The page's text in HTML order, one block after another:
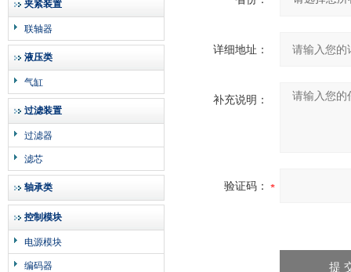
夹紧装置
联轴器
液压类
气缸
过滤装置
过滤器
滤芯
轴承类
控制模块
电源模块
编码器
详细地址：
补充说明：
验证码：